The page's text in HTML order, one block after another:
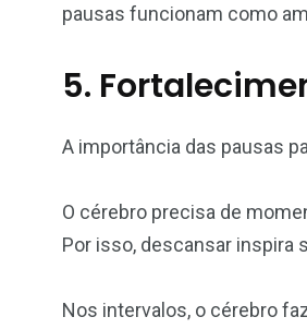
pausas funcionam como
5.
A importância das pausas
O cérebro precisa de
Por isso, descansar inspira
Nos intervalos, o cérebro